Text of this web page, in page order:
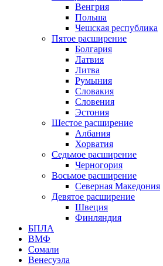
Венгрия
Польша
Чешская республика
Пятое расширение
Болгария
Латвия
Литва
Румыния
Словакия
Словения
Эстония
Шестое расширение
Албания
Хорватия
Седьмое расширение
Черногория
Восьмое расширение
Северная Македония
Девятое расширение
Швеция
Финляндия
БПЛА
ВМФ
Сомали
Венесуэла